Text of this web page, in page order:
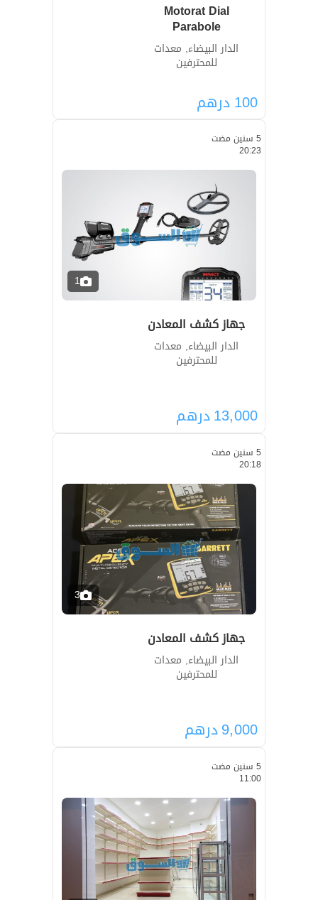
Motorat Dial
Parabole
الدار البيضاء, معدات
للمحترفين
100درهم
5 سنين مضت
20:23
1
جهاز كشف المعادن
الدار البيضاء, معدات
للمحترفين
13,000درهم
5 سنين مضت
20:18
3
جهاز كشف المعادن
الدار البيضاء, معدات
للمحترفين
9,000درهم
5 سنين مضت
11:00